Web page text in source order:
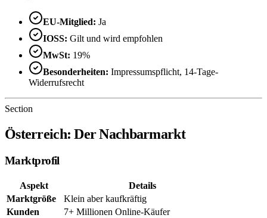
EU-Mitglied: Ja
IOSS: Gilt und wird empfohlen
MwSt: 19%
Besonderheiten: Impressumspflicht, 14-Tage-
Widerrufsrecht
Section
Österreich: Der Nachbarmarkt
Marktprofil
Aspekt
Details
Marktgröße
Klein aber kaufkräftig
Kunden
7+ Millionen Online-Käufer